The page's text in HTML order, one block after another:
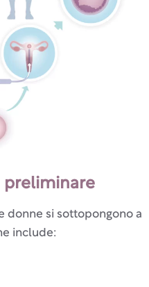
preliminare
donne si sottopongono a
include: